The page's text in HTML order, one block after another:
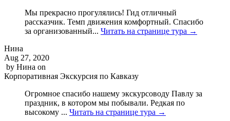
Мы прекрасно прогулялись! Гид отличный
рассказчик. Темп движения комфортный. Спасибо
за организованный... Читать на странице тура →
Нина
Aug 27, 2020
by Нина on
Корпоративная Экскурсия по Кавказу
Огромное спасибо нашему экскурсоводу Павлу за
праздник, в котором мы побывали. Редкая по
высокому ... Читать на странице тура →